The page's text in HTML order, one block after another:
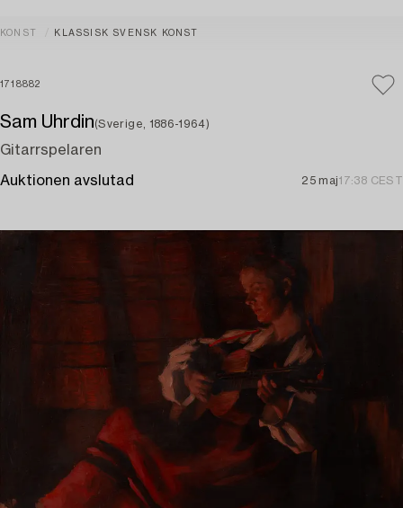
KONST KLASSISK SVENSK KONST
1718882
Sam Uhrdin(Sverige, 1886-1964)
Gitarrspelaren
Auktionen avslutad 25 maj17:38 CEST